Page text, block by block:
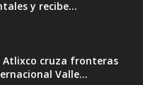
y recibe...
Atlixco cruza fronteras
Valle...